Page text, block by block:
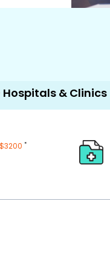
& Clinics 500+
$3200 *